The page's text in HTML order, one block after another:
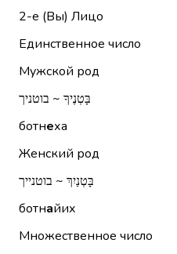
2-е (Вы) Лицо
Единственное число
Мужской род
בָּטְנֶיךָ ~ בוטניך
ботнеха
Женский род
בָּטְנַיִךְ ~ בוטנייך
ботнайих
Множественное число